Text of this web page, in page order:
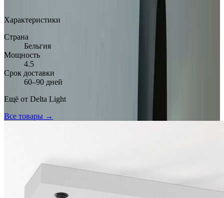
Характеристики
Страна
Бельгия
Мощность
4.5
Срок доставки
60–90 дней
Ещё от Delta Light
Все товары →